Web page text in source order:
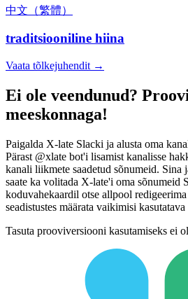
中文（繁體）
traditsiooniline hiina
Vaata tõlkejuhendit →
Ei ole veendunud?
meeskonnaga!
Paigalda X-late Slacki ja alusta oma
Pärast @xlate bot'i lisamist kanalisse
kanali liikmete saadetud sõnumeid. Sina
saate ka volitada X-late'i oma sõnumeid
koduvahekaardil otse allpool
seadistustes määrata vaikimisi
Tasuta prooviversiooni kasutamiseks ei